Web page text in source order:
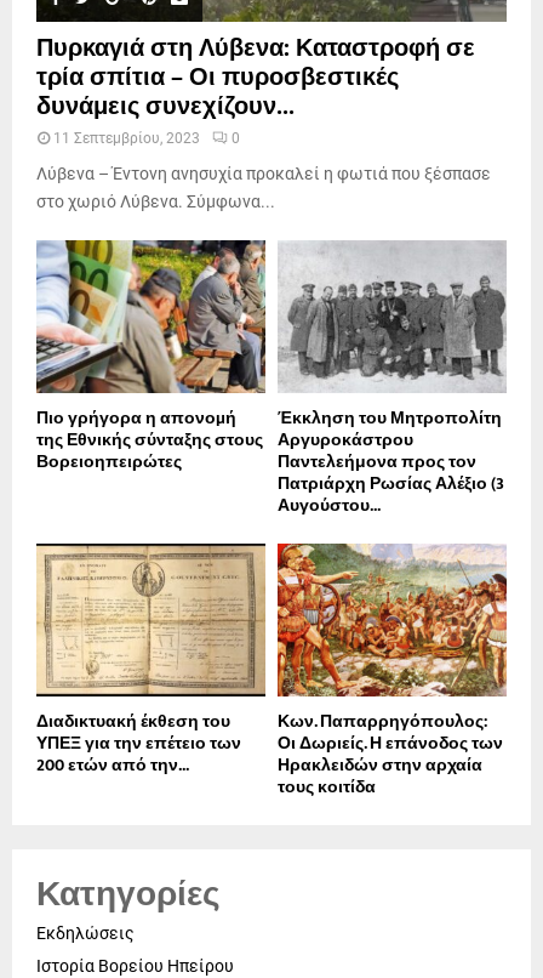
Πυρκαγιά στη Λύβενα: Καταστροφή σε
τρία σπίτια – Οι πυροσβεστικές
δυνάμεις συνεχίζουν...
11 Σεπτεμβρίου, 2023 0
Λύβενα – Έντονη ανησυχία προκαλεί η φωτιά που ξέσπασε
στο χωριό Λύβενα. Σύμφωνα...
Πιο γρήγορα η απονοµή
της Εθνικής σύνταξης στους
Βορειοηπειρώτες
Έκκληση του Μητροπολίτη
Αργυροκάστρου
Παντελεήμονα προς τον
Πατριάρχη Ρωσίας Αλέξιο (3
Αυγούστου...
Διαδικτυακή έκθεση του
ΥΠΕΞ για την επέτειο των
200 ετών από την...
Κων. Παπαρρηγόπουλος:
Οι Δωριείς. Η επάνοδος των
Ηρακλειδών στην αρχαία
τους κοιτίδα
Κατηγορίες
Εκδηλώσεις
Ιστορία Βορείου Ηπείρου